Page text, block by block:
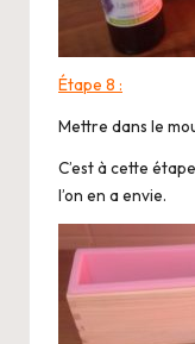
Étape 8 :
Mettre dans le
C’est à cette
l’on en a envie.